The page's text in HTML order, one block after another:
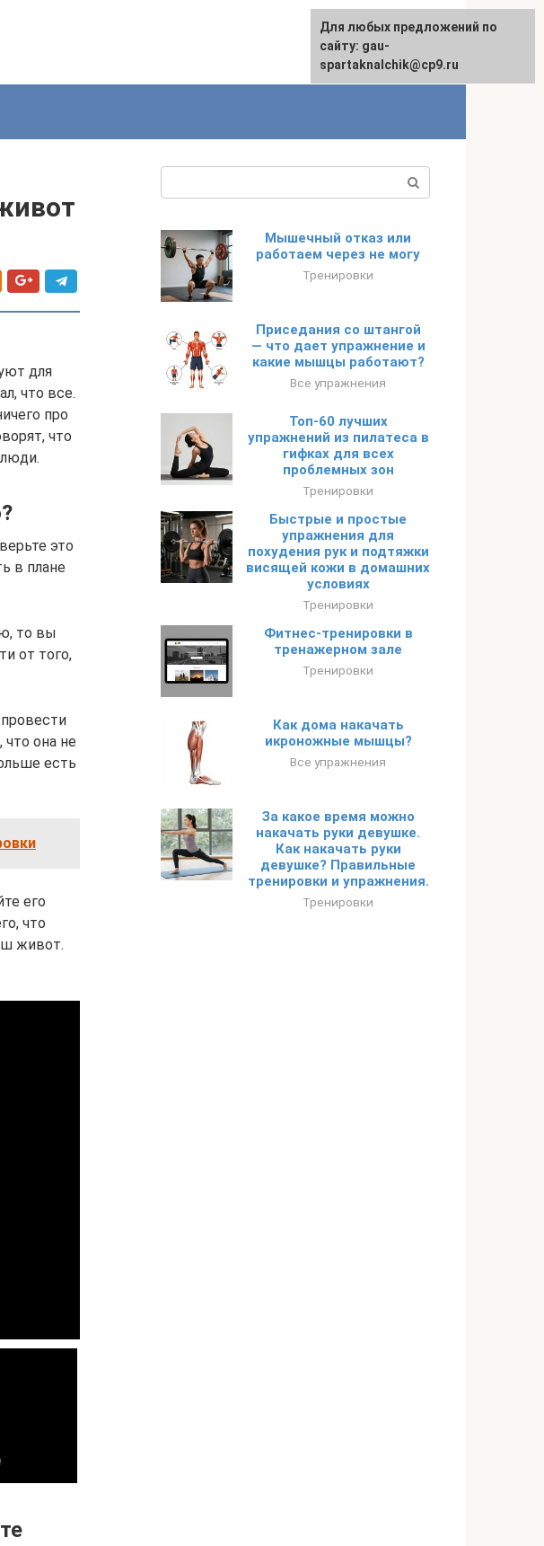
для
что все.
про
что
это
в плане
то вы
от того,
она не
есть
его
что
живот.
Мышечный отказ или
работаем через не могу
Тренировки
Приседания со штангой
— что дает упражнение и
какие мышцы работают?
Все упражнения
Топ-60 лучших
упражнений из пилатеса в
гифках для всех
проблемных зон
Тренировки
Быстрые и простые
упражнения для
похудения рук и подтяжки
висящей кожи в домашних
условиях
Тренировки
Фитнес-тренировки в
тренажерном зале
Тренировки
Как дома накачать
икроножные мышцы?
Все упражнения
За какое время можно
накачать руки девушке.
Как накачать руки
девушке? Правильные
тренировки и упражнения.
Тренировки
Для любых предложений по
сайту: gau-
spartaknalchik@cp9.ru